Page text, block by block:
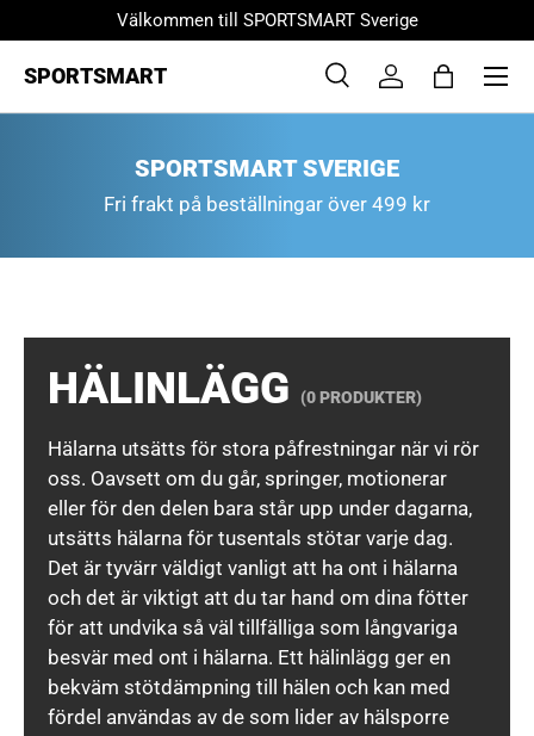
HOPPA TILL INNEHÅLL
Välkommen till SPORTSMART Sverige
SPORTSMART
Sök
Product type
Sök Logga inVäska
Menu
SPORTSMART SVERIGE
Fri frakt på beställningar över 499 kr
HÄLINLÄGG (0 PRODUKTER)
Hälarna utsätts för stora påfrestningar när vi rör
oss. Oavsett om du går, springer, motionerar
eller för den delen bara står upp under dagarna,
utsätts hälarna för tusentals stötar varje dag.
Det är tyvärr väldigt vanligt att ha ont i hälarna
och det är viktigt att du tar hand om dina fötter
för att undvika så väl tillfälliga som långvariga
besvär med ont i hälarna. Ett hälinlägg ger en
bekväm stötdämpning till hälen och kan med
fördel användas av de som lider av hälsporre